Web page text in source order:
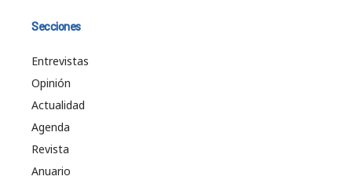
Secciones
Entrevistas
Opinión
Actualidad
Agenda
Revista
Anuario